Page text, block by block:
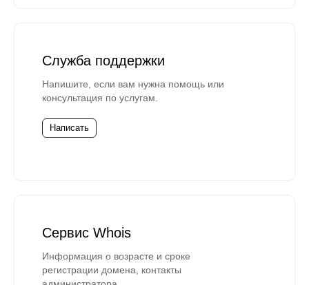
Служба поддержки
Напишите, если вам нужна помощь или
консультация по услугам.
Написать
Сервис Whois
Информация о возрасте и сроке
регистрации домена, контакты